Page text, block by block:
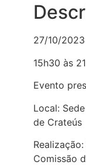
27/10/2023
15h30 às
Evento
Local:
de Crateús
Comissão